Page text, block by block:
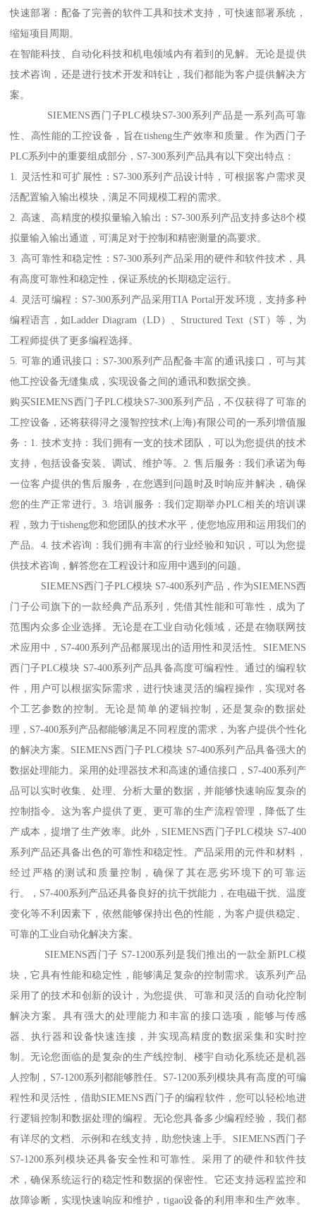
快速部署：配备了完善的软件工具和技术支持，可快速部署系统，
缩短项目周期。
在智能科技、自动化科技和机电领域内有着到的见解。无论是提供
技术咨询，还是进行技术开发和转让，我们都能为客户提供解决方
案。
SIEMENS西门子PLC模块S7-300系列产品是一系列高可靠
性、高性能的工控设备，旨在tisheng生产效率和质量。作为西门子
PLC系列中的重要组成部分，S7-300系列产品具有以下突出特点：
1. 灵活性和可扩展性：S7-300系列产品设计特，可根据客户需求灵
活配置输入输出模块，满足不同规模工程的需求。
2. 高速、高精度的模拟量输入输出：S7-300系列产品支持多达8个模
拟量输入输出通道，可满足对于控制和精密测量的高要求。
3. 高可靠性和稳定性：S7-300系列产品采用的硬件和软件技术，具
有高度可靠性和稳定性，保证系统的长期稳定运行。
4. 灵活可编程：S7-300系列产品采用TIA Portal开发环境，支持多种
编程语言，如Ladder Diagram（LD）、Structured Text（ST）等，为
工程师提供了更多编程选择。
5. 可靠的通讯接口：S7-300系列产品配备丰富的通讯接口，可与其
他工控设备无缝集成，实现设备之间的通讯和数据交换。
购买SIEMENS西门子PLC模块S7-300系列产品，不仅获得了可靠的
工控设备，还将获得浔之漫智控技术(上海)有限公司的一系列增值服
务：1. 技术支持：我们拥有一支的技术团队，可以为您提供的技术
支持，包括设备安装、调试、维护等。2. 售后服务：我们承诺为每
一位客户提供的售后服务，在您遇到问题时及时响应并解决，确保
您的生产正常进行。3. 培训服务：我们定期举办PLC相关的培训课
程，致力于tisheng您和您团队的技术水平，使您地应用和运用我们的
产品。4. 技术咨询：我们拥有丰富的行业经验和知识，可以为您提
供技术咨询，解答您在工程设计和应用中遇到的问题。
SIEMENS西门子PLC模块 S7-400系列产品，作为SIEMENS西
门子公司旗下的一款经典产品系列，凭借其性能和可靠性，成为了
范围内众多企业选择。无论是在工业自动化领域，还是在物联网技
术应用中，S7-400系列产品都展现出的适用性和灵活性。SIEMENS
西门子PLC模块 S7-400系列产品具备高度可编程性。通过的编程软
件，用户可以根据实际需求，进行快速灵活的编程操作，实现对各
个工艺参数的控制。无论是简单的逻辑控制，还是复杂的数据处
理，S7-400系列产品都能够满足不同程度的需求，为客户提供个性化
的解决方案。SIEMENS西门子PLC模块 S7-400系列产品具备强大的
数据处理能力。采用的处理器技术和高速的通信接口，S7-400系列产
品可以实时收集、处理、分析大量的数据，并能够快速响应复杂的
控制指令。这为客户提供了更、更可靠的生产流程管理，降低了生
产成本，提增了生产效率。此外，SIEMENS西门子PLC模块 S7-400
系列产品还具备出色的可靠性和稳定性。产品采用的元件和材料，
经过严格的测试和质量控制，确保了其在恶劣环境下的可靠运
行。，S7-400系列产品还具备良好的抗干扰能力，在电磁干扰、温度
变化等不利因素下，依然能够保持出色的性能，为客户提供稳定、
可靠的工业自动化解决方案。
SIEMENS西门子 S7-1200系列是我们推出的一款全新PLC模
块，它具有性能和稳定性，能够满足复杂的控制需求。该系列产品
采用了的技术和创新的设计，为您提供、可靠和灵活的自动化控制
解决方案。具有强大的处理能力和丰富的接口选项，能够与传感
器、执行器和设备快速连接，并实现高精度的数据采集和实时控
制。无论您面临的是复杂的生产线控制、楼宇自动化系统还是机器
人控制，S7-1200系列都能够胜任。S7-1200系列模块具有高度的可编
程性和灵活性，借助SIEMENS西门子的编程软件，您可以轻松地进
行逻辑控制和数据处理的编程。无论您具备多少编程经验，我们都
有详尽的文档、示例和在线支持，助您快速上手。SIEMENS西门子
S7-1200系列模块还具备安全性和可靠性。采用了的硬件和软件技
术，确保系统运行的稳定性和数据的保密性。它还支持远程监控和
故障诊断，实现快速响应和维护，tigao设备的利用率和生产效率。